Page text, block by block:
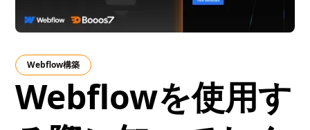
Webflow構築
Webflowを使用す